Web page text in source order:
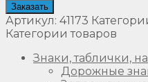
Заказать
Артикул: 41173
Категории товаров
Знаки, таблички,
Дорожные